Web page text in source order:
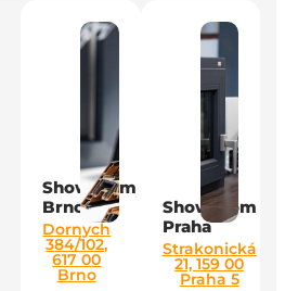
Showroom
Brno
Dornych
384/102,
617 00
Brno
Showroom
Praha
Strakonická
21, 159 00
Praha 5